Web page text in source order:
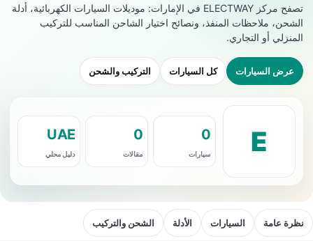
تصفح مركز ELECTWAY في الإمارات: موديلات السيارات الكهربائية، أدلة
الشحن، ملاحظات المنفذ، ونصائح اختيار الشاحن المناسب للتركيب
المنزلي أو التجاري.
عرض السيارات كل السيارات التركيب والشحن
E
0
سيارات
0
مقالات
UAE
دليل محلي
نظرة عامة السيارات الأدلة الشحن والتركيب